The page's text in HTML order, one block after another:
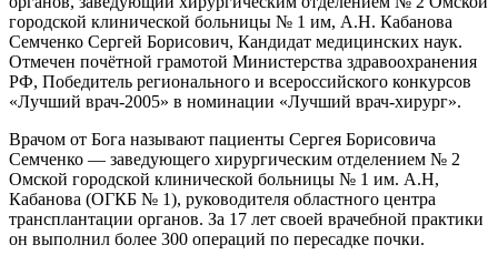
городской клинической больницы № 1 им, А.Н. Кабанова
Семченко Сергей Борисович, Кандидат медицинских наук.
Отмечен почётной грамотой Министерства здравоохранения
РФ, Победитель регионального и всероссийского конкурсов
«Лучший врач-2005» в номинации «Лучший врач-хирург».
Врачом от Бога называют пациенты Сергея Борисовича
Семченко — заведующего хирургическим отделением № 2
Омской городской клинической больницы № 1 им. А.Н,
Кабанова (ОГКБ № 1), руководителя областного центра
трансплантации органов. За 17 лет своей врачебной практики
он выполнил более 300 операций по пересадке почки.